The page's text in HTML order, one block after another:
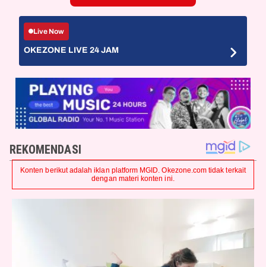
Live Now
OKEZONE LIVE 24 JAM